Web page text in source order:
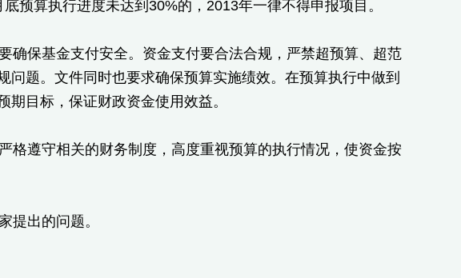
预算执行进度未达到30%的，2013年一律不得申报项目。
保基金支付安全。资金支付要合法合规，严禁超预算、超范
题。文件同时也要求确保预算实施绩效。在预算执行中做到
目标，保证财政资金使用效益。
遵守相关的财务制度，高度重视预算的执行情况，使资金按
提出的问题。